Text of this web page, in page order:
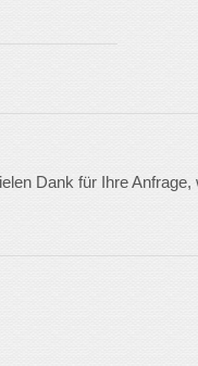
Dank für Ihre